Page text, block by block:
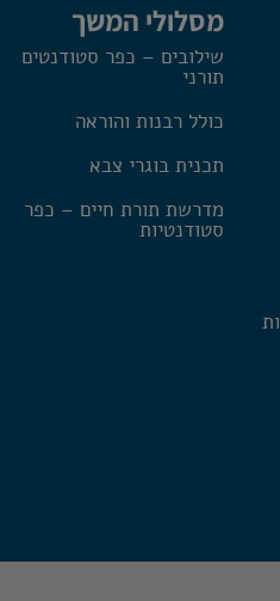
מסלולי המשך
שילובים – כפר סטודנטים
תורני
כולל רבנות והוראה
תכנית בוגרי צבא
מדרשת תורת חיים – כפר
סטודנטיות